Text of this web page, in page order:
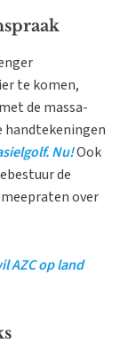
te komen,
de massa-
Nu!Ook
de
over
AZC op land